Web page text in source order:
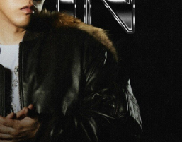
Хромовым.
языке
Рефна
эстетике.
становится
нарциссизма
превращается